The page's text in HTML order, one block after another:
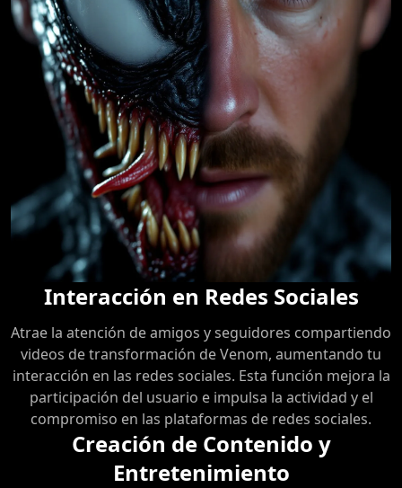
Interacción en Redes Sociales
Atrae la atención de amigos y seguidores compartiendo
videos de transformación de Venom, aumentando tu
interacción en las redes sociales. Esta función mejora la
participación del usuario e impulsa la actividad y el
compromiso en las plataformas de redes sociales.
Creación de Contenido y
Entretenimiento